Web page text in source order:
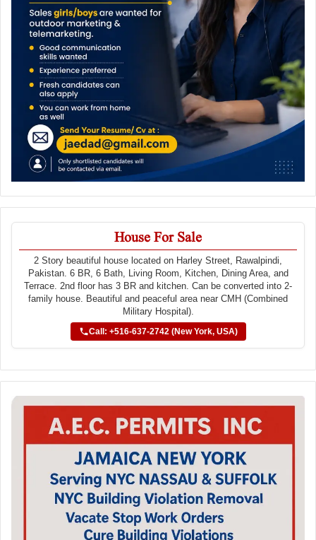
House For Sale
2 Story beautiful house located on Harley Street, Rawalpindi,
Pakistan. 6 BR, 6 Bath, Living Room, Kitchen, Dining Area, and
Terrace. 2nd floor has 3 BR and kitchen. Can be converted into 2-
family house. Beautiful and peaceful area near CMH (Combined
Military Hospital).
Call: +516-637-2742 (New York, USA)